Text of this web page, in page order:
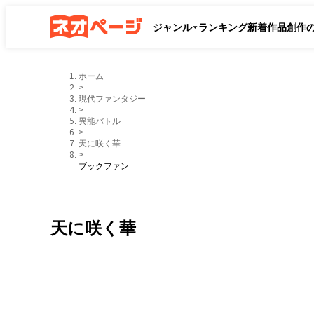
ジャンル ランキング新着作品創作
ホーム
>
現代ファンタジー
>
異能バトル
>
天に咲く華
>
ブックファン
天に咲く華